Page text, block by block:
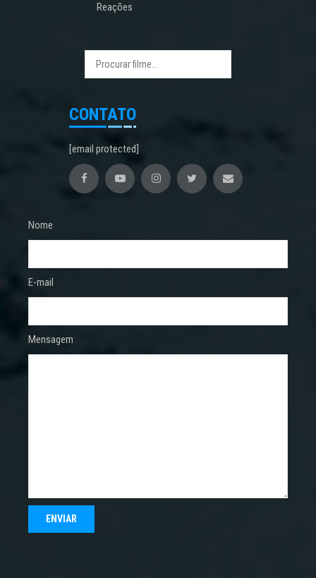
Reações
CONTATO
[email protected]
Nome
E-mail
Mensagem